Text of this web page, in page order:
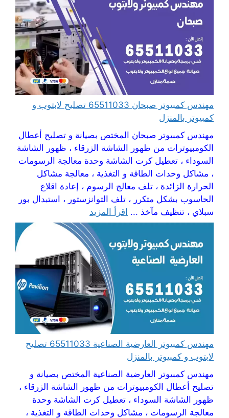
مهندس كمبيوتر صبحان 65511033 تصليح لابتوب و
كمبيوتر بالمنزل
مهندس كمبيوتر صبحان المختص بصيانة و تصليح أعطال
الكومبيوترات من ظهور الشاشة الزرقاء ، ظهور الشاشة
السوداء ، تعطيل كرت الشاشة وحدة معالجة الرسومات
، مشاكل وحدات الطاقة و التغذية ، معالجة مشاكل
الحرارة الزائدة ، تلف معالج الرسوم ، إعادة اقلاع
الحاسوب بشكل متكرر ، تلف التوانزستور ، استبدال بور
سبلاي ، تنظيف مآخذ ... اقرأ المزيد
مهندس كمبيوتر العارضية الصناعية 65511033 تصليح
لابتوب و كمبيوتر بالمنزل
مهندس كمبيوتر العارضية الصناعية المختص بصيانة و
تصليح أعطال الكومبيوترات من ظهور الشاشة الزرقاء ،
ظهور الشاشة السوداء ، تعطيل كرت الشاشة وحدة
معالجة الرسومات ، مشاكل وحدات الطاقة و التغذية ،